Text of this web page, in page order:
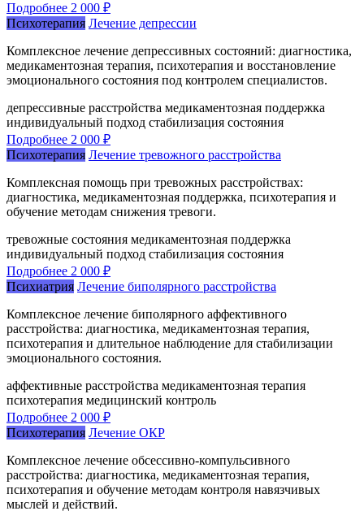
Подробнее 2 000 ₽
Психотерапия Лечение депрессии
Комплексное лечение депрессивных состояний: диагностика,
медикаментозная терапия, психотерапия и восстановление
эмоционального состояния под контролем специалистов.
депрессивные расстройства медикаментозная поддержка
индивидуальный подход стабилизация состояния
Подробнее 2 000 ₽
Психотерапия Лечение тревожного расстройства
Комплексная помощь при тревожных расстройствах:
диагностика, медикаментозная поддержка, психотерапия и
обучение методам снижения тревоги.
тревожные состояния медикаментозная поддержка
индивидуальный подход стабилизация состояния
Подробнее 2 000 ₽
Психиатрия Лечение биполярного расстройства
Комплексное лечение биполярного аффективного
расстройства: диагностика, медикаментозная терапия,
психотерапия и длительное наблюдение для стабилизации
эмоционального состояния.
аффективные расстройства медикаментозная терапия
психотерапия медицинский контроль
Подробнее 2 000 ₽
Психотерапия Лечение ОКР
Комплексное лечение обсессивно-компульсивного
расстройства: диагностика, медикаментозная терапия,
психотерапия и обучение методам контроля навязчивых
мыслей и действий.